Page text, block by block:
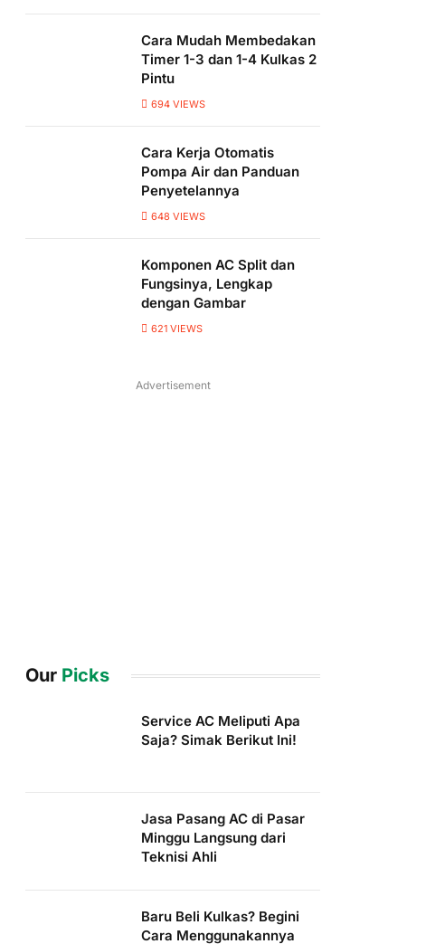
Cara Mudah Membedakan
Timer 1-3 dan 1-4 Kulkas 2
Pintu
694 VIEWS
Cara Kerja Otomatis
Pompa Air dan Panduan
Penyetelannya
648 VIEWS
Komponen AC Split dan
Fungsinya, Lengkap
dengan Gambar
621 VIEWS
Advertisement
Our Picks
Service AC Meliputi Apa
Saja? Simak Berikut Ini!
Jasa Pasang AC di Pasar
Minggu Langsung dari
Teknisi Ahli
Baru Beli Kulkas? Begini
Cara Menggunakannya